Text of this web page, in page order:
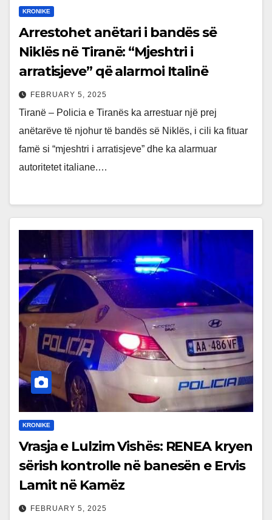
KRONIKE
Arrestohet anëtari i bandës së
Niklës në Tiranë: “Mjeshtri i
arratisjeve” që alarmoi Italinë
FEBRUARY 5, 2025
Tiranë – Policia e Tiranës ka arrestuar një prej
anëtarëve të njohur të bandës së Niklës, i cili ka fituar
famë si “mjeshtri i arratisjeve” dhe ka alarmuar
autoritetet italiane.…
KRONIKE
Vrasja e Lulzim Vishës: RENEA kryen
sërish kontrolle në banesën e Ervis
Lamit në Kamëz
FEBRUARY 5, 2025